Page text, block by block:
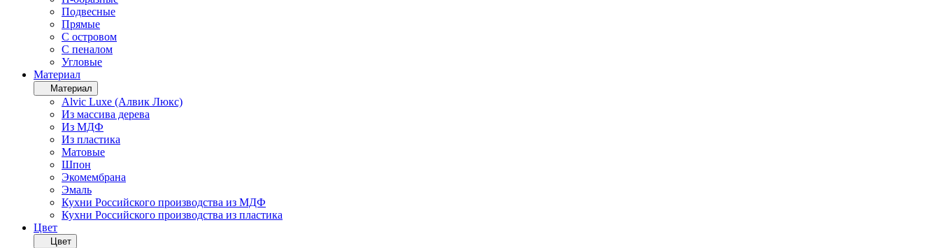
Подвесные
Прямые
С островом
С пеналом
Угловые
Материал
Материал
Alvic Luxe (Алвик Люкс)
Из массива дерева
Из МДФ
Из пластика
Матовые
Шпон
Экомембрана
Эмаль
Кухни Российского производства из МДФ
Кухни Российского производства из пластика
Цвет
Цвет